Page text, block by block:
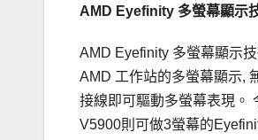
AMD Eyefinity 多螢幕顯示
AMD Eyefinity 多螢幕顯示
AMD 工作站的多螢幕顯示,
接線即可驅動多螢幕表現。
V5900則可做3螢幕的